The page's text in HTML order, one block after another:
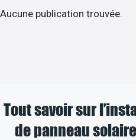
Aucune publication trouvée.
Tout savoir sur
de panneau